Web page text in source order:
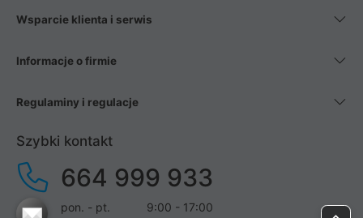
Wsparcie klienta i serwis
Informacje o firmie
Regulaminy i regulacje
Szybki kontakt
664 999 933
pon. - pt.
9:00 - 17:00